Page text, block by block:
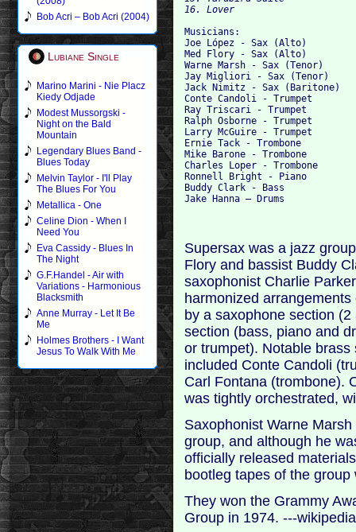
Bob Acri – Bob Acri (2004)
Lubiane Single
Marino Marini - Nie Placz
Kiedy Odjade
Modest Mussorgski -
Night on the Bald
Mountain
Legendary Blues Band -
Blues Today
Melvin Taylor - I'll Play
The Blues For You
Metallica - One
Celine Dion - When I
Need You
Eva Cassidy - Blues In
The Night
G.F.Handel - Air with
Variations - Harmonious
Blacksmith
Anne Murray - Let It Be
Me
Holmes Brothers - I Want
Jesus To Walk With Me
Musicians:
Joe López - Sax (Alto)
Med Flory - Sax (Alto)
Warne Marsh - Sax (Tenor)
Jay Migliori - Sax (Tenor)
Jack Nimitz - Sax (Baritone)
Conte Candoli - Trumpet
Ray Triscari - Trumpet
Ralph Osborne - Trumpet
Larry McGuire - Trumpet
Ernie Tack - Trombone
Mike Barone - Trombone
Charles Loper - Trombone
Ronnell Bright - Piano
Buddy Clark - Bass
Supersax was a jazz
Flory and bassist Buddy
saxophonist Charlie
harmonized
by a saxophone section
section (bass, piano and
or trumpet). Notable
included Conte Candoli
Carl Fontana (trombone).
was tightly orchestrated,
Saxophonist Warne
group, and although he
officially released
bootleg tapes of the
They won the Grammy
Group in 1974. ---wikipedia